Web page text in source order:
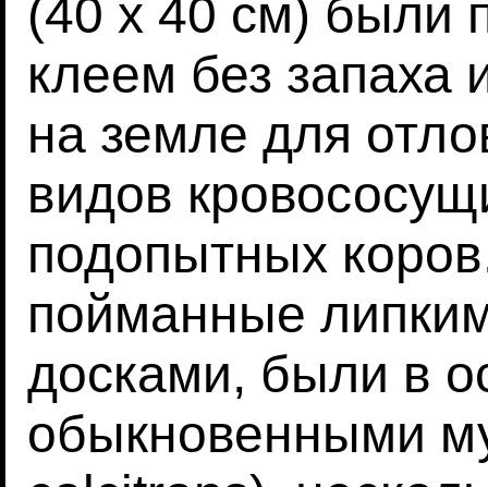
(40 х 40 см) были
клеем без
на земле для
видов
подопытных
пойманные
досками, были в
обыкновенными